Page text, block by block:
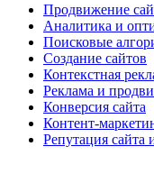
Продвижение
Аналитика и
Поисковые
Создание сайтов
Контекстная
Реклама и
Конверсия сайта
Контент-
Репутация сайта